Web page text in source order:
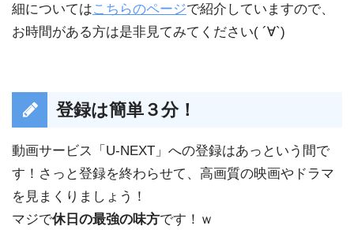
細についてはこちらのページで紹介していますので、
お時間がある方は是非見てみてください( ´∀`)
登録は簡単３分！
動画サービス「U-NEXT」への登録はあっという間で
す！さっと登録を終わらせて、高画質の映画やドラマ
を見まくりましょう！
マジで休日の最強の味方です！ｗ